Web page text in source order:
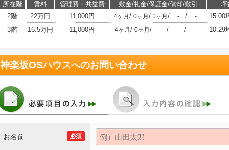
所在階 賃料 管理費・共益費 敷金/礼金/保証金/償却/敷引 坪
2階
22万円 11,000円 4ヶ月 / 0ヶ月 / 0ヶ月 / - / - 15.00
3階
16.5万円 11,000円 4ヶ月 / 0ヶ月 / - / - / - 10.29
神楽坂OSハウスへのお問い合わせ
必須
お名前